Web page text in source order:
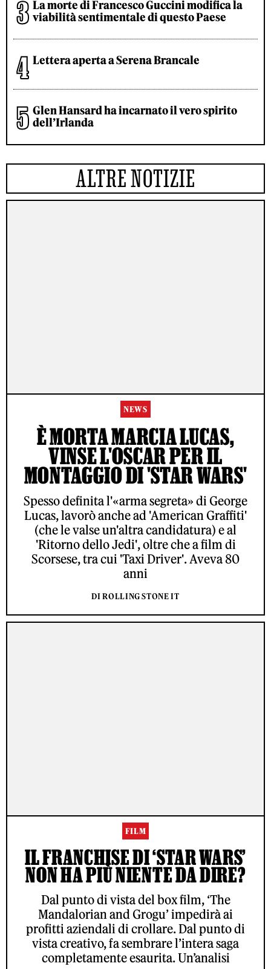
La morte di Francesco Guccini modifica la
viabilità sentimentale di questo Paese
Lettera aperta a Serena Brancale
Glen Hansard ha incarnato il vero spirito
dell’Irlanda
ALTRE NOTIZIE
NEWS
È MORTA MARCIA LUCAS,
VINSE L'OSCAR PER IL
MONTAGGIO DI 'STAR WARS'
Spesso definita l'«arma segreta» di George
Lucas, lavorò anche ad 'American Graffiti'
(che le valse un'altra candidatura) e al
'Ritorno dello Jedi', oltre che a film di
Scorsese, tra cui 'Taxi Driver'. Aveva 80
anni
DI ROLLING STONE IT
FILM
IL FRANCHISE DI ‘STAR WARS’
NON HA PIÙ NIENTE DA DIRE?
Dal punto di vista del box film, ‘The
Mandalorian and Grogu’ impedirà ai
profitti aziendali di crollare. Dal punto di
vista creativo, fa sembrare l’intera saga
completamente esaurita. Un’analisi